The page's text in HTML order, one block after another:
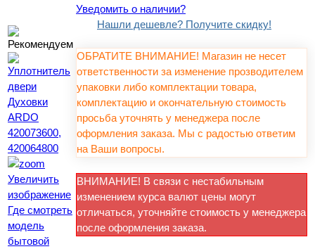
Увеличить
изображение
Где смотреть
модель
бытовой
Уведомить о наличии?
Нашли дешевле? Получите скидку!
ОБРАТИТЕ ВНИМАНИЕ! Магазин не несет
ответственности за изменение прозводителем
упаковки либо комплектации товара,
комплектацию и окончательную стоимость
просьба уточнять у менеджера после
оформления заказа. Мы с радостью ответим
на Ваши вопросы.
ВНИМАНИЕ! В связи с нестабильным
изменением курса валют цены могут
отличаться, уточняйте стоимость у менеджера
после оформления заказа.